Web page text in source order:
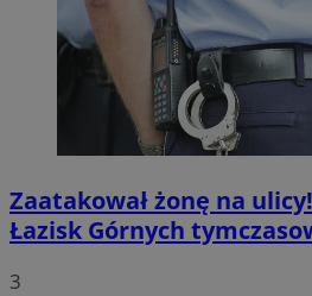
Zaatakował żonę na
Łazisk Górnych
3